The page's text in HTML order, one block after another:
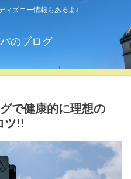
ィズニー情報もあるよ♪
のブログ
で健康的に理想の
ツ!!